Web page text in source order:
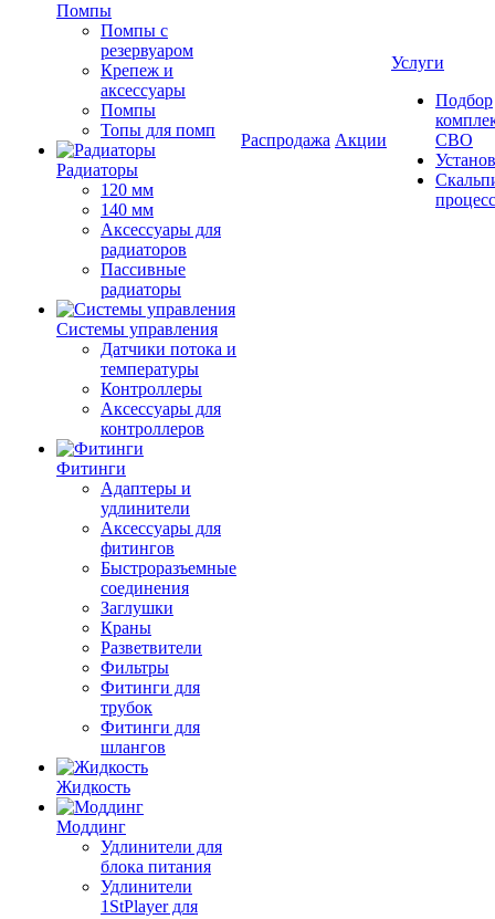
Помпы
Помпы с
резервуаром
Крепеж и
аксессуары
Помпы
Топы для помп
Радиаторы
120 мм
140 мм
Аксессуары для
радиаторов
Пассивные
радиаторы
Системы управления
Датчики потока и
температуры
Контроллеры
Аксессуары для
контроллеров
Фитинги
Адаптеры и
удлинители
Аксессуары для
фитингов
Быстроразъемные
соединения
Заглушки
Краны
Разветвители
Фильтры
Фитинги для
трубок
Фитинги для
шлангов
Жидкость
Моддинг
Удлинители для
блока питания
Удлинители
1StPlayer для
Распродажа Акции
Услуги
Подбор
СВО